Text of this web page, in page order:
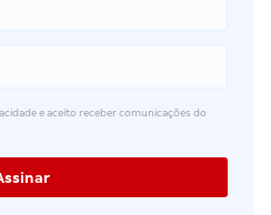
e aceito receber comunicações do